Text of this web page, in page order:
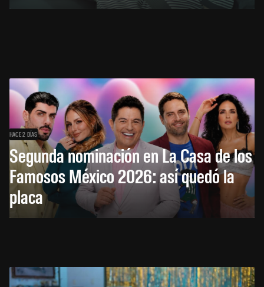
HACE 2 DÍAS
Segunda nominación en La Casa de los
Famosos México 2026: así quedó la
placa